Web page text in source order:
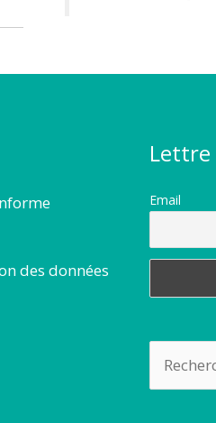
des données
Lettre
Email